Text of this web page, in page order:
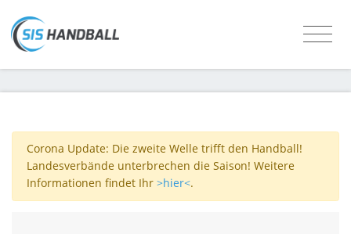
Corona Update: Die zweite Welle trifft den Handball!
Landesverbände unterbrechen die Saison! Weitere
Informationen findet Ihr >hier<.